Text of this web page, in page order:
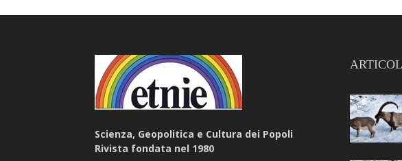
Scienza, Geopolitica e Cultura dei Popoli
Rivista fondata nel 1980